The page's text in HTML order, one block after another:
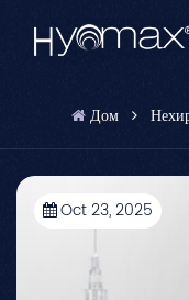
Дом
Oct 23, 2025